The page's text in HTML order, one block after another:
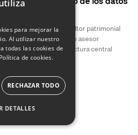
la cartera del consultor patrimonial
visión del agente como asesor
AI es la infraestructura central
GERMAN
FRENCH
ITALIAN
para mejorar la
Al utilizar nuestro
todas las cookies de
de cookies.
RECHAZAR TODO
DETALLES